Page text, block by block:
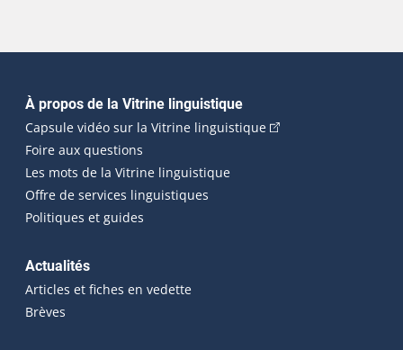
Navigation principale
À propos de la Vitrine linguistique
Capsule vidéo sur la Vitrine linguistique(Cet hyperlien
Foire aux questions
Les mots de la Vitrine linguistique
Offre de services linguistiques
Politiques et guides
Actualités
Articles et fiches en vedette
Brèves